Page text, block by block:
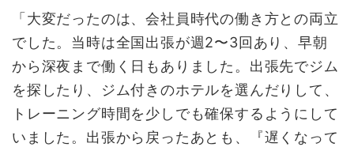
「大変だったのは、会社員時代の働き方との両立
でした。当時は全国出張が週2〜3回あり、早朝
から深夜まで働く日もありました。出張先でジム
を探したり、ジム付きのホテルを選んだりして、
トレーニング時間を少しでも確保するようにして
いました。出張から戻ったあとも、『遅くなって